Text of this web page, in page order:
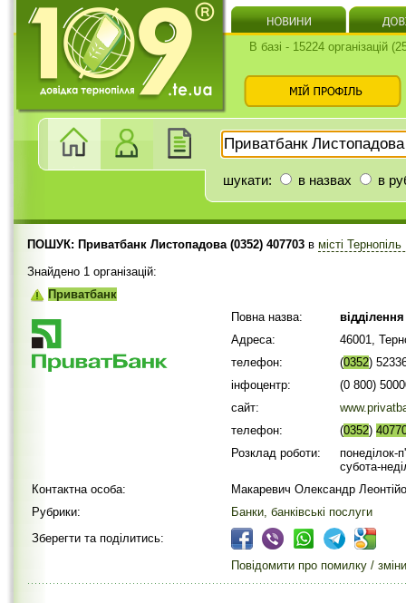
В базі - 15224 організацій
шукати: в назвах в
ПОШУК: Приватбанк Листопадова (0352) 407703 в місті Тернопіль
Знайдено 1 організацій:
Приватбанк
Повна назва:
Адреса:
46001,
телефон:
(0352)
інфоцентр:
(0 800)
сайт:
телефон:
(0352)
Розклад роботи:
понеділок-
субота-
Контактна особа:
Макаревич Олександр
Рубрики:
Банки, банківські послуги
Зберегти та поділитись:
Повідомити про помилку / зміни